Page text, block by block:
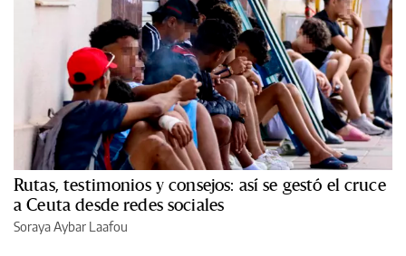
Rutas, testimonios y consejos: así se gestó el cruce
a Ceuta desde redes sociales
Soraya Aybar Laafou